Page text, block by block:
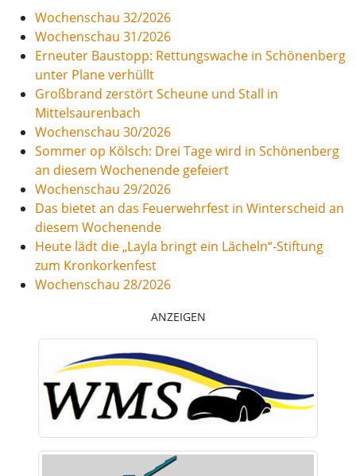
Wochenschau 32/2026
Wochenschau 31/2026
Erneuter Baustopp: Rettungswache in Schönenberg
unter Plane verhüllt
Großbrand zerstört Scheune und Stall in
Mittelsaurenbach
Wochenschau 30/2026
Sommer op Kölsch: Drei Tage wird in Schönenberg
an diesem Wochenende gefeiert
Wochenschau 29/2026
Das bietet an das Feuerwehrfest in Winterscheid an
diesem Wochenende
Heute lädt die „Layla bringt ein Lächeln“-Stiftung
zum Kronkorkenfest
Wochenschau 28/2026
ANZEIGEN